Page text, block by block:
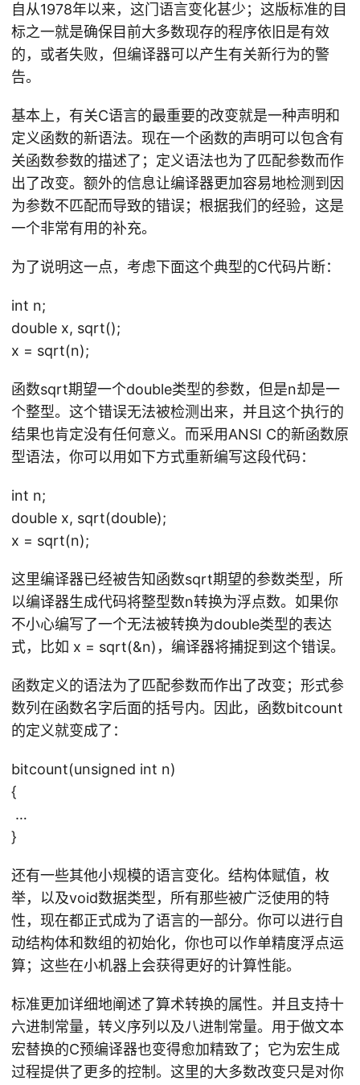
自从1978年以来，这门语言变化甚少；这版标准的目
标之一就是确保目前大多数现存的程序依旧是有效
的，或者失败，但编译器可以产生有关新行为的警
告。
基本上，有关C语言的最重要的改变就是一种声明和
定义函数的新语法。现在一个函数的声明可以包含有
关函数参数的描述了；定义语法也为了匹配参数而作
出了改变。额外的信息让编译器更加容易地检测到因
为参数不匹配而导致的错误；根据我们的经验，这是
一个非常有用的补充。
为了说明这一点，考虑下面这个典型的C代码片断：
int n;
double x, sqrt();
x = sqrt(n);
函数sqrt期望一个double类型的参数，但是n却是一
个整型。这个错误无法被检测出来，并且这个执行的
结果也肯定没有任何意义。而采用ANSI C的新函数原
型语法，你可以用如下方式重新编写这段代码：
int n;
double x, sqrt(double);
x = sqrt(n);
这里编译器已经被告知函数sqrt期望的参数类型，所
以编译器生成代码将整型数n转换为浮点数。如果你
不小心编写了一个无法被转换为double类型的表达
式，比如 x = sqrt(&n)，编译器将捕捉到这个错误。
函数定义的语法为了匹配参数而作出了改变；形式参
数列在函数名字后面的括号内。因此，函数bitcount
的定义就变成了：
bitcount(unsigned int n)
{
…
}
还有一些其他小规模的语言变化。结构体赋值，枚
举，以及void数据类型，所有那些被广泛使用的特
性，现在都正式成为了语言的一部分。你可以进行自
动结构体和数组的初始化，你也可以作单精度浮点运
算；这些在小机器上会获得更好的计算性能。
标准更加详细地阐述了算术转换的属性。并且支持十
六进制常量，转义序列以及八进制常量。用于做文本
宏替换的C预编译器也变得愈加精致了；它为宏生成
过程提供了更多的控制。这里的大多数改变只是对你